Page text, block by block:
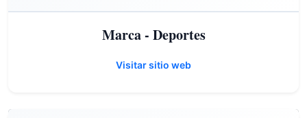
Marca - Deportes
Visitar sitio web